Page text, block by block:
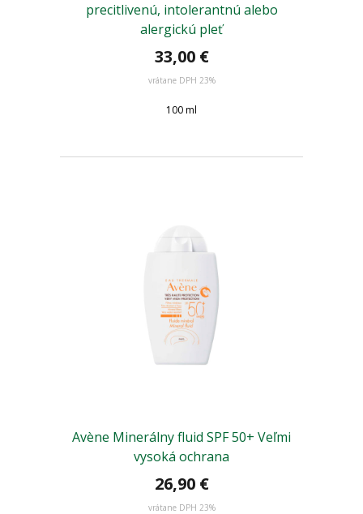
precitlivenú, intolerantnú alebo
alergickú pleť
33,00 €
vrátane DPH 23%
100 ml
Avène Minerálny fluid SPF 50+ Veľmi
vysoká ochrana
26,90 €
vrátane DPH 23%